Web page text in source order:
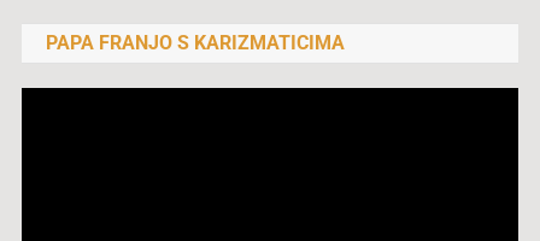
PAPA FRANJO S KARIZMATICIMA